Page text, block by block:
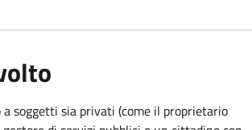
soggetti sia privati (come il proprietario